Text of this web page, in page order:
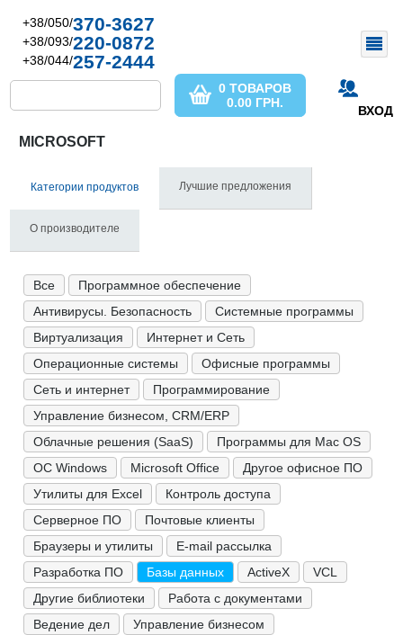
+38/050/370-3627
+38/093/220-0872
+38/044/257-2444
ВХОД
0 ТОВАРОВ
0.00 ГРН.
MICROSOFT
Категории продуктов Лучшие предложения
О производителе
Все
Программное обеспечение
Антивирусы. Безопасность
Системные программы
Виртуализация
Интернет и Сеть
Операционные системы
Офисные программы
Сеть и интернет
Программирование
Управление бизнесом, CRM/ERP
Облачные решения (SaaS)
Программы для Mac OS
ОС Windows
Microsoft Office
Другое офисное ПО
Утилиты для Excel
Контроль доступа
Серверное ПО
Почтовые клиенты
Браузеры и утилиты
E-mail рассылка
Разработка ПО
Базы данных ActiveX
VCL
Другие библиотеки
Работа с документами
Ведение дел
Управление бизнесом